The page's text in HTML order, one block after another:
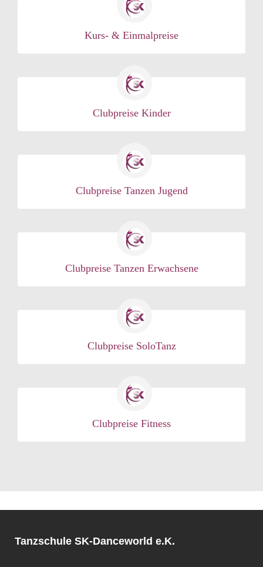
Kurs- & Einmalpreise
Clubpreise Kinder
Clubpreise Tanzen Jugend
Clubpreise Tanzen Erwachsene
Clubpreise SoloTanz
Clubpreise Fitness
Tanzschule SK-Danceworld e.K.